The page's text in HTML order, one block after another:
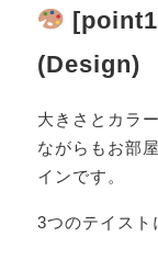
(Design)
大きさとカラ
ながらもお部
インです。
3つのテイスト